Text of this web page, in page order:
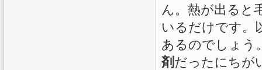
ん。熱が出ると
いるだけです。
あるのでしょう
剤 だったにちが